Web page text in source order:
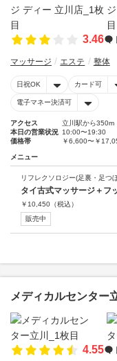
3.46
マッサージ エステ 整体
日祝OK カード可
電子マネー決済可
アクセス
立川駅から350m
本日の営業状況 10:00〜19:30
価格帯
￥6,600〜￥
メニュー
リフレクソロジー(足裏・足つ
タイ古式マッサージ＋
￥ 10,450 （税込）
販売中
メディカルセンター
4.55